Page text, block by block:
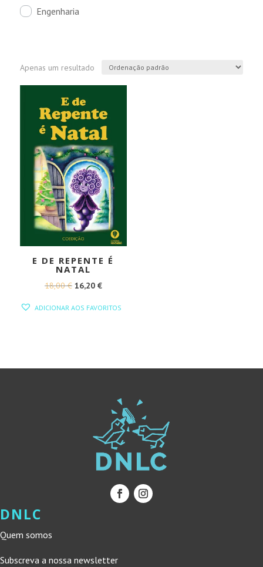
Engenharia
Apenas um resultado
E DE REPENTE É
NATAL
18,00€ O
16,20 €O
ADICIONAR AOS FAVORITOS
DNLC
Quem somos
Subscreva a nossa newsletter